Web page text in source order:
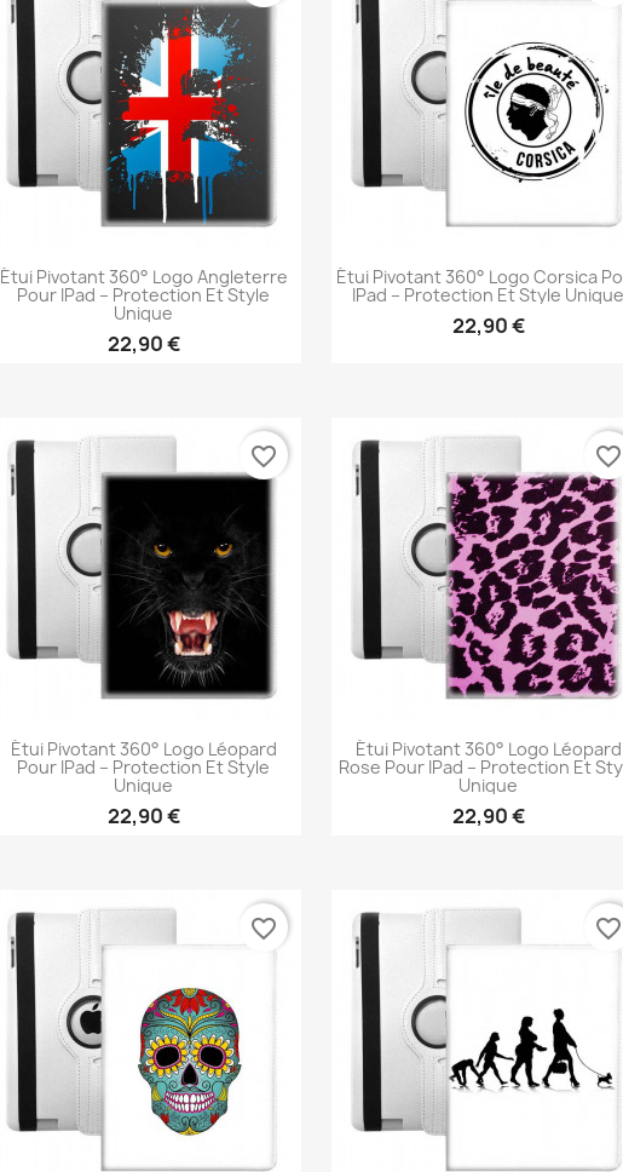
Étui Pivotant 360° Logo Angleterre
Pour IPad – Protection Et Style
Unique
22,90 €
Étui Pivotant 360° Logo Corsica
IPad – Protection Et Style Unique
22,90 €
Étui Pivotant 360° Logo Léopard
Pour IPad – Protection Et Style
Unique
22,90 €
favorite_border
Étui Pivotant 360° Logo Léopard
Rose Pour IPad – Protection Et
Unique
22,90 €
favorite_border
favorite_border favorite_border